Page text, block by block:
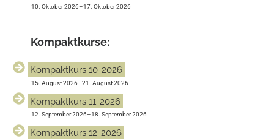
10. Oktober 2026–17. Oktober 2026
Kompakt­kurse:
Kompaktkurs 10-2026
15. August 2026–21. August 2026
Kompaktkurs 11-2026
12. September 2026–18. September 2026
Kompaktkurs 12-2026